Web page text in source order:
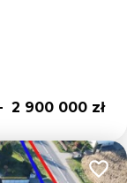
2 900 000 zł